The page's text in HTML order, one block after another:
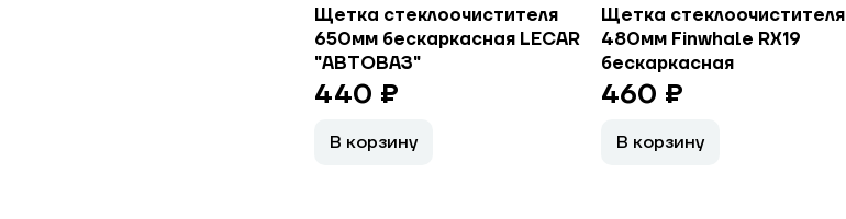
Щетка стеклоочистителя
650мм бескаркасная LECAR
"АВТОВАЗ"
440 ₽
В корзину
Щетка стеклоочистителя
480мм Finwhale RX19
бескаркасная
460 ₽
В корзину